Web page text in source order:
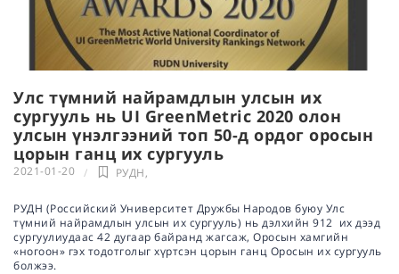
Улс түмний найрамдлын улсын их
сургууль нь UI GreenMetric 2020 олон
улсын үнэлгээний топ 50-д ордог оросын
цорын ганц их сургууль
2021-01-20 РУДН,
РУДН (Российский Университет Дружбы Народов буюу Улс
түмний найрамдлын улсын их сургууль) нь дэлхийн 912 их дээд
сургуулиудаас 42 дугаар байранд жагсаж, Оросын хамгийн
«ногоон» гэх тодотголыг хүртсэн цорын ганц Оросын их сургууль
болжээ.